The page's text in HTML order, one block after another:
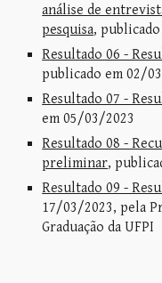
análise de
pesquisa,
Resultado 06 -
publicado em 02/
Resultado 07 -
em 05/03/2023
Resultado 08 -
preliminar,
Resultado 09 -
17/03/2023, pela
Graduação da UFPI